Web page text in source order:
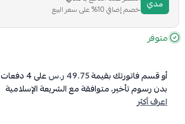
مدي خصم إضافي 10% على سعر البيع
متوفر
أو قسم فاتورتك بقيمة49.75 ر.س على4دفعات
بدون رسوم تأخير، متوافقة مع الشريعة الإسلامية
اعرف أكثر